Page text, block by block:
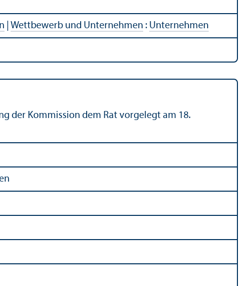
Wettbewerb und Unter­nehmen : Unter­nehmen
der Kommission dem Rat vorgelegt am 18.